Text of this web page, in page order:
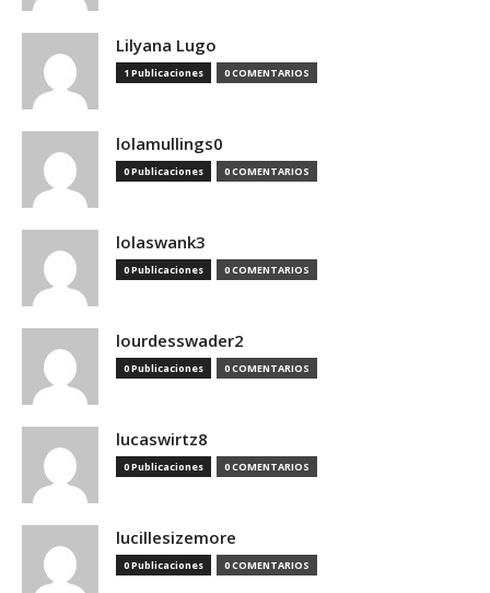
Lilyana Lugo
1 Publicaciones 0 COMENTARIOS
lolamullings0
0 Publicaciones 0 COMENTARIOS
lolaswank3
0 Publicaciones 0 COMENTARIOS
lourdesswader2
0 Publicaciones 0 COMENTARIOS
lucaswirtz8
0 Publicaciones 0 COMENTARIOS
lucillesizemore
0 Publicaciones 0 COMENTARIOS